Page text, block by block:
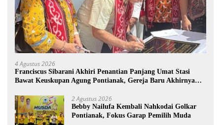
4 Agustus 2026
Franciscus Sibarani Akhiri Penantian Panjang Umat Stasi
Bawat Keuskupan Agung Pontianak, Gereja Baru Akhirnya
2 Agustus 2026
Bebby Nailufa Kembali Nahkodai Golkar
Pontianak, Fokus Garap Pemilih Muda